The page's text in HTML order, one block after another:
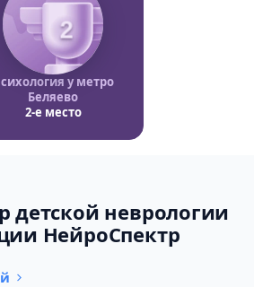
2
у метро
Беляево
2-е место
детской неврологии
НейроСпектр